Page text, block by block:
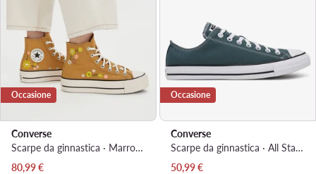
Occasione
Converse
Scarpe da ginnastica · Marrone
Prezzo attuale
80,99€
Occasione
Converse
Scarpe da ginnastica · All Star · Verde
Prezzo attuale
50,99€